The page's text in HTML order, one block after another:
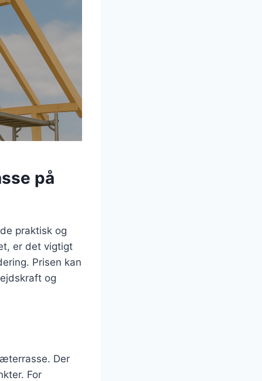
på
praktisk og
er det vigtigt
Prisen kan
og
Der
For